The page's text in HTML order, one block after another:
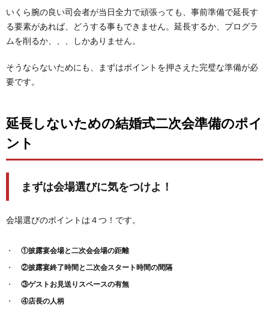
いくら腕の良い司会者が当日全力で頑張っても、事前準備で延長す
る要素があれば、どうする事もできません。延長するか、プログラ
ムを削るか、、、しかありません。
そうならないためにも、まずはポイントを押さえた完璧な準備が必
要です。
延長しないための結婚式二次会準備のポイ
ント
まずは会場選びに気をつけよ！
会場選びのポイントは４つ！です。
①披露宴会場と二次会会場の距離
②披露宴終了時間と二次会スタート時間の間隔
③ゲストお見送りスペースの有無
④店長の人柄